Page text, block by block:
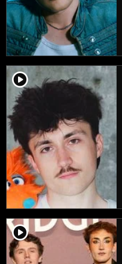
player2
player2